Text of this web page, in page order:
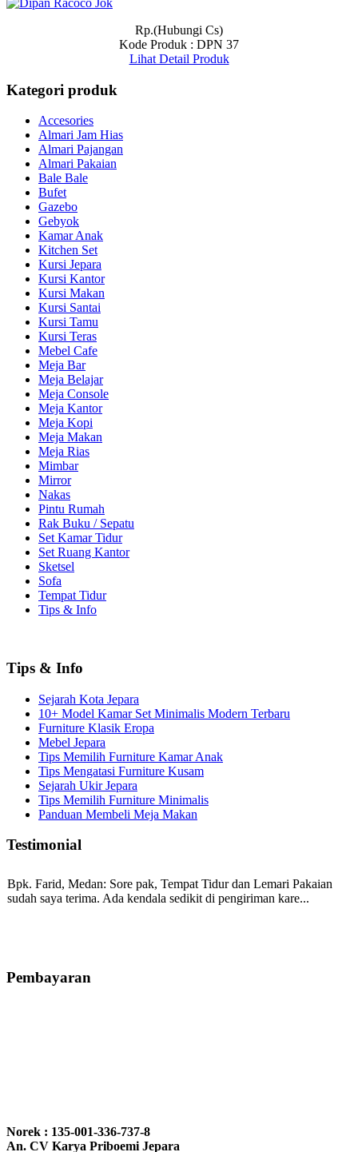
Rp.(Hubungi Cs)
Kode Produk : DPN 37
Lihat Detail Produk
Kategori produk
Accesories
Almari Jam Hias
Almari Pajangan
Almari Pakaian
Bale Bale
Bufet
Gazebo
Gebyok
Kamar Anak
Kitchen Set
Kursi Jepara
Kursi Kantor
Kursi Makan
Kursi Santai
Kursi Tamu
Kursi Teras
Mebel Cafe
Meja Bar
Meja Belajar
Meja Console
Meja Kantor
Meja Kopi
Meja Makan
Meja Rias
Mimbar
Mirror
Nakas
Pintu Rumah
Rak Buku / Sepatu
Set Kamar Tidur
Set Ruang Kantor
Sketsel
Sofa
Tempat Tidur
Tips & Info
Tips & Info
Sejarah Kota Jepara
10+ Model Kamar Set Minimalis Modern Terbaru
Furniture Klasik Eropa
Mebel Jepara
Tips Memilih Furniture Kamar Anak
Tips Mengatasi Furniture Kusam
Sejarah Ukir Jepara
Tips Memilih Furniture Minimalis
Panduan Membeli Meja Makan
Testimonial
Bpk. Farid, Medan: Sore pak, Tempat Tidur dan Lemari Pakaian
sudah saya terima. Ada kendala sedikit di pengiriman kare...
bale2 dan kursi teras saya sudah saya terima dan p...
nyesel deh beli geby...
Pembayaran
Norek : 135-001-336-737-8
An. CV Karya Priboemi Jepara